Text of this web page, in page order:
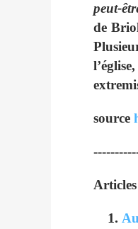
peut-
de
source